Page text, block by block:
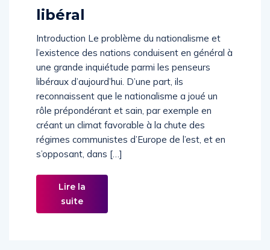
libéral
Introduction Le problème du nationalisme et
l’existence des nations conduisent en général à
une grande inquiétude parmi les penseurs
libéraux d’aujourd’hui. D’une part, ils
reconnaissent que le nationalisme a joué un
rôle prépondérant et sain, par exemple en
créant un climat favorable à la chute des
régimes communistes d’Europe de l’est, et en
s’opposant, dans […]
Lire la
suite